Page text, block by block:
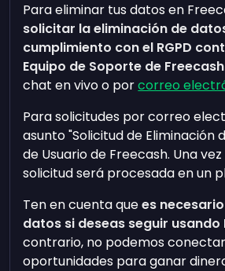
Para eliminar tus datos en
solicitar la eliminación de
cumplimiento con el RGPD
Equipo de Soporte de Freecash
chat en vivo o porcorreo
Para solicitudes por correo
asunto "Solicitud de Eliminación
de Usuario de Freecash. Una
solicitud será procesada en un
Ten en cuenta quees
datos si deseas seguir usando
contrario, no podemos
oportunidades para ganar